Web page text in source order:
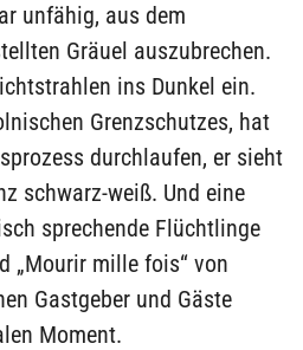
unfähig, aus dem
Gräuel auszubrechen.
ins Dunkel ein.
Grenzschutzes, hat
durchlaufen, er sieht
schwarz-weiß. Und eine
sprechende Flüchtlinge
„Mourir mille fois“ von
Gastgeber und Gäste
Moment.